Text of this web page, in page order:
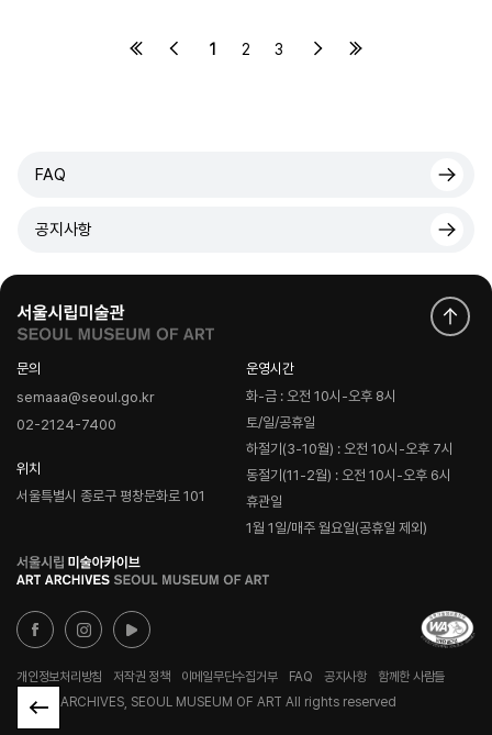
1 2 3
FAQ
공지사항
문의
semaaa@seoul.go.kr
02-2124-7400
위치
서울특별시 종로구 평창문화로 101
운영시간
화-금 : 오전 10시-오후 8시
토/일/공휴일
하절기(3-10월) : 오전 10시-오후 7시
동절기(11-2월) : 오전 10시-오후 6시
휴관일
1월 1일/매주 월요일(공휴일 제외)
로
고
개인정보처리방침 저작권 정책 이메일무단수집거부 FAQ 공지사항
함께한 사람들
© ART ARCHIVES, SEOUL MUSEUM OF ART All rights reserved